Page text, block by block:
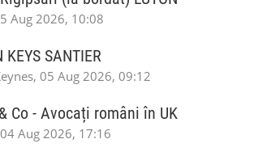
Aug 2026, 10:08
KEYS SANTIER
05 Aug 2026, 09:12
Co - Avocați români în UK
Aug 2026, 17:16